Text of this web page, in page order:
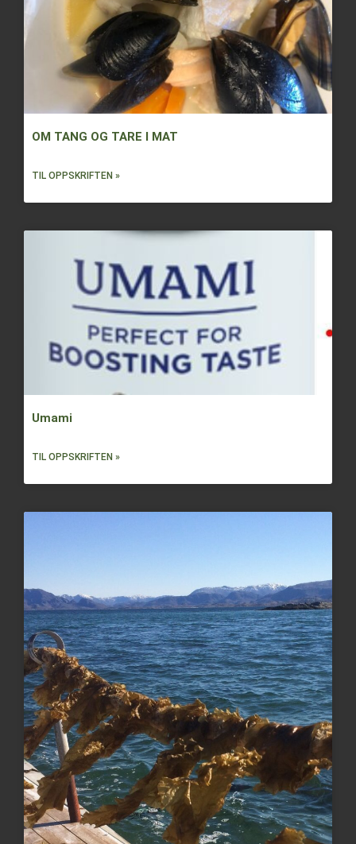
OM TANG OG TARE I MAT
TIL OPPSKRIFTEN »
Umami
TIL OPPSKRIFTEN »